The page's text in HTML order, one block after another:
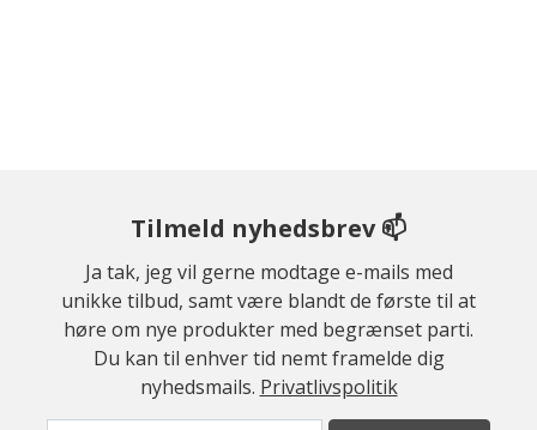
Tilmeld nyhedsbrev 📫
Ja tak, jeg vil gerne modtage e-mails med
unikke tilbud, samt være blandt de første til at
høre om nye produkter med begrænset parti.
Du kan til enhver tid nemt framelde dig
nyhedsmails. Privatlivspolitik